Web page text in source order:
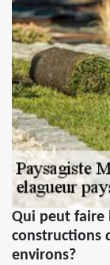
Qui peut faire
constructions
environs?